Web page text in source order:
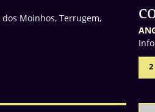
dos Moinhos, Terrugem,
2